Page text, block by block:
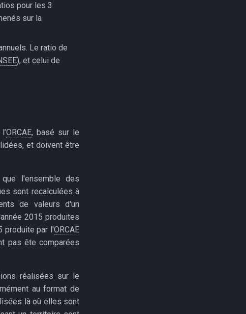
pour les 3
sur la
Le ratio de
), et celui de
ORCAE, basé sur le
et doivent être
l'ensemble des
sont recalculées à
de valeurs d'un
2015 produites
produite par l'ORCAE
pas ête comparées
réalisées sur le
au format de
là où elles sont